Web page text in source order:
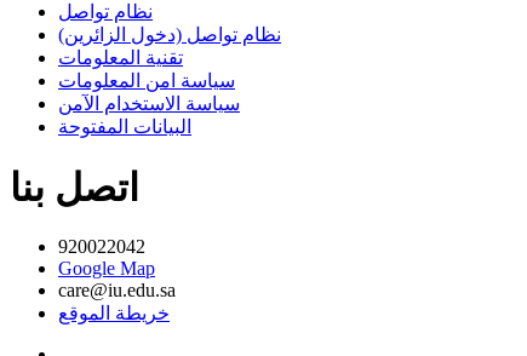
نظام تواصل
نظام تواصل (دخول الزائرين)
تقنية المعلومات
سياسة امن المعلومات
سياسة الاستخدام الآمن
البيانات المفتوحة
اتصل بنا
920022042
Google Map
care@iu.edu.sa
خريطة الموقع